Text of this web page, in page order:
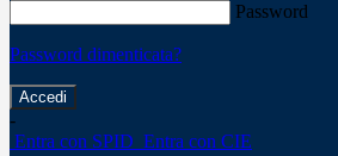
Password
Password dimenticata?
-
Entra con SPID Entra con CIE